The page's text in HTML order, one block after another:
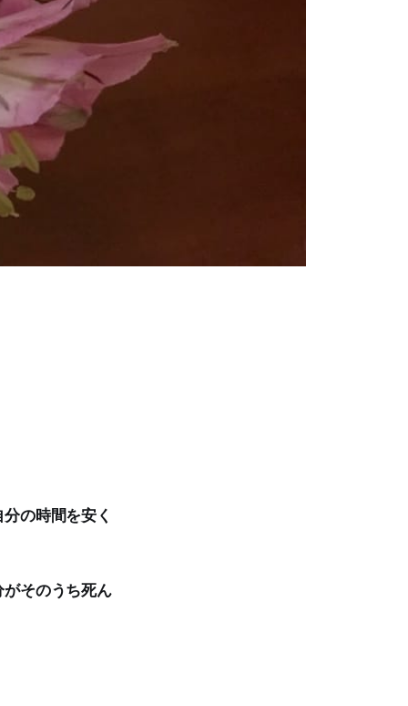
分の時間を安く
がそのうち死ん